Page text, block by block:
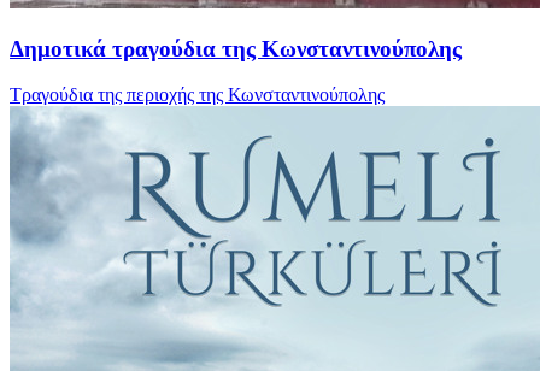
Δημοτικά τραγούδια της Κωνσταντινούπολης
Τραγούδια της περιοχής της Κωνσταντινούπολης